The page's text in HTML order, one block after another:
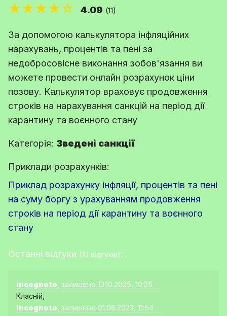
★★★★☆ 4.09 (11)
За допомогою калькулятора інфляційних
нарахувань, процентів та пені за
недобросовісне виконання зобов'язання ви
можете провести онлайн розрахунок ціни
позову. Калькулятор враховує продовження
строків на нарахування санкцій на період дії
карантину та воєнного стану
Категорія: Зведені санкції
Приклади розрахунків:
Приклад розрахунку інфляції, процентів та пені
на суму боргу з урахуванням продовження
строків на період дії карантину та воєнного
стану
Останні відгуки (10 відгуків):
incognoto , залишено 13.10.2025, 10:25
Класній,
incognoto , залишено 01.06.2023, 11:54